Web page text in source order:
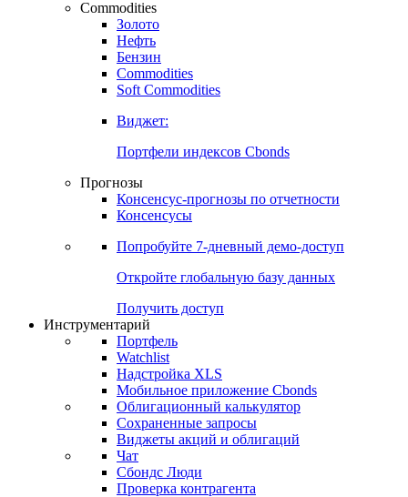
Commodities
Золото
Нефть
Бензин
Commodities
Soft Commodities
Виджет:
Портфели индексов Cbonds
Прогнозы
Консенсус-прогнозы по отчетности
Консенсусы
Попробуйте 7-дневный демо-доступ
Откройте глобальную базу данных
Получить доступ
Инструментарий
Портфель
Watchlist
Надстройка XLS
Мобильное приложение Cbonds
Облигационный калькулятор
Сохраненные запросы
Виджеты акций и облигаций
Чат
Сбондс Люди
Проверка контрагента